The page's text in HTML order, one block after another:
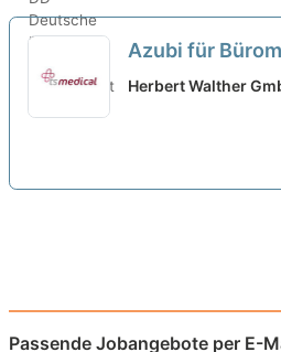
Azubi für
(m/w/d) neu
Herbert Walther
Passende Jobangebote per E-